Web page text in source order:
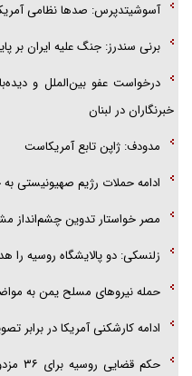
آسوشیتدپرس: صد‌ها نظامی
برنی سندرز: جنگ علیه ایران بر
درخواست عفو بین‌الملل و
خبرنگاران در لبنان
مدودف: ژاپن تابع آمریکاست
ادامه حملات رژیم صهیونیستی به
مصر خواستار تدوین چشم‌انداز
زلنسکی: دو پالایشگاه روسیه را
حمله نیرو‌های مسلح یمن به
ادامه کارشکنی آمریکا در برابر